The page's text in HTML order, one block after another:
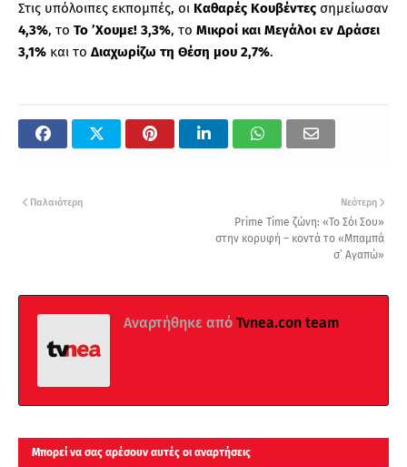
Στις υπόλοιπες εκπομπές, οι Καθαρές Κουβέντες σημείωσαν
4,3%, το Το ’Χουμε! 3,3%, το Μικροί και Μεγάλοι εν Δράσει
3,1% και το Διαχωρίζω τη Θέση μου 2,7%.
Νεότερη
Prime Time ζώνη: «Το Σόι Σου»
στην κορυφή – κοντά το «Μπαμπά
σ’ Αγαπώ»
Παλαιότερη
Αναρτήθηκε από Tvnea.con team
Μπορεί να σας αρέσουν αυτές οι αναρτήσεις